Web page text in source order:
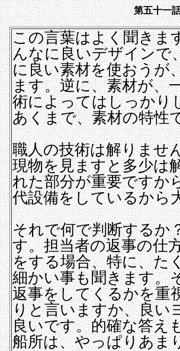
第五十一
この言葉はよく聞きま
んなに良いデザインで
に良い素材を使おうが
ます。逆に、素材が、
術によってはしっかり
あくまで、素材の特性
職人の技術は解りませ
現物を見ますと多少は
れた部分が重要ですか
代設備をしているから
それで何で判断するか
す。担当者の返事の仕
をする場合、特に、た
細かい事も聞きます。
返事をしてくるかを重
りと言いますか、良い
良いです。的確な答え
船所は、やっぱりあま